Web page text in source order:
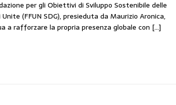
per gli Obiettivi di Sviluppo Sostenibile delle
Unite (FFUN SDG), presieduta da Maurizio Aronica,
a rafforzare la propria presenza globale con […]